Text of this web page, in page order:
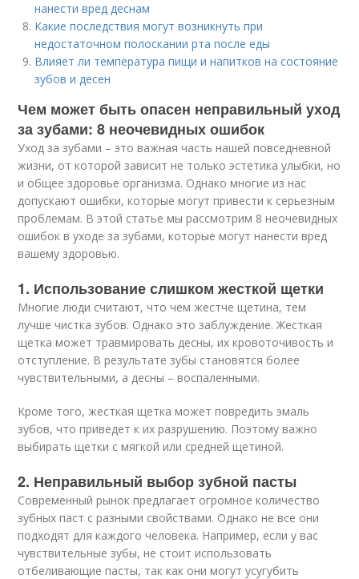
нанести вред деснам
Какие последствия могут возникнуть при
недостаточном полоскании рта после еды
Влияет ли температура пищи и напитков на состояние
зубов и десен
Чем может быть опасен неправильный уход
за зубами: 8 неочевидных ошибок
Уход за зубами – это важная часть нашей повседневной
жизни, от которой зависит не только эстетика улыбки, но
и общее здоровье организма. Однако многие из нас
допускают ошибки, которые могут привести к серьезным
проблемам. В этой статье мы рассмотрим 8 неочевидных
ошибок в уходе за зубами, которые могут нанести вред
вашему здоровью.
1. Использование слишком жесткой щетки
Многие люди считают, что чем жестче щетина, тем
лучше чистка зубов. Однако это заблуждение. Жесткая
щетка может травмировать десны, их кровоточивость и
отступление. В результате зубы становятся более
чувствительными, а десны – воспаленными.
Кроме того, жесткая щетка может повредить эмаль
зубов, что приведет к их разрушению. Поэтому важно
выбирать щетки с мягкой или средней щетиной.
2. Неправильный выбор зубной пасты
Современный рынок предлагает огромное количество
зубных паст с разными свойствами. Однако не все они
подходят для каждого человека. Например, если у вас
чувствительные зубы, не стоит использовать
отбеливающие пасты, так как они могут усугубить